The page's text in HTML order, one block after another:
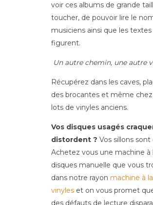
voir ces albums de grande
toucher, de pouvoir lire le
musiciens ainsi que les
figurent.
Un autre chemin, une autre
Récupérez dans les caves,
des brocantes et même
lots de vinyles anciens.
Vos disques usagés
distordent ? Vos sillons sont
Achetez vous une machine à
disques manuelle que vous
dans notre rayon machine à
vinyles et on vous promet
des défauts de lecture